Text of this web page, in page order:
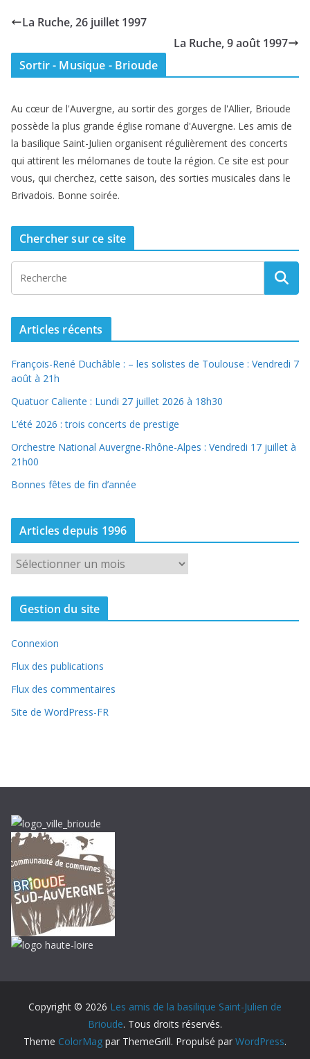
La Ruche, 26 juillet 1997
La Ruche, 9 août 1997
Sortir - Musique - Brioude
Au cœur de l'Auvergne, au sortir des gorges de l'Allier, Brioude
possède la plus grande église romane d'Auvergne. Les amis de
la basilique Saint-Julien organisent régulièrement des concerts
qui attirent les mélomanes de toute la région. Ce site est pour
vous, qui cherchez, cette saison, des sorties musicales dans le
Brivadois. Bonne soirée.
Chercher sur ce site
Articles récents
François-René Duchâble : – les solistes de Toulouse : Vendredi 7
août à 21h
Quatuor Caliente : Lundi 27 juillet 2026 à 18h30
L’été 2026 : trois concerts de prestige
Orchestre National Auvergne-Rhône-Alpes : Vendredi 17 juillet à
21h00
Bonnes fêtes de fin d’année
Articles depuis 1996
t
l
e
s
e
s
9
9
Gestion du site
Connexion
Flux des publications
Flux des commentaires
Site de WordPress-FR
Copyright © 2026 Les amis de la basilique Saint-Julien de
Brioude. Tous droits réservés.
Theme ColorMag par ThemeGrill. Propulsé par WordPress.